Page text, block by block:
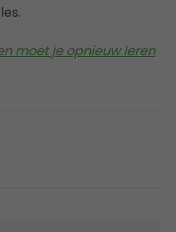
moet je opnieuw leren